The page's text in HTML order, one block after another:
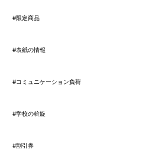
#限定商品
#表紙の情報
#コミュニケーション負荷
#学校の斡旋
#割引券